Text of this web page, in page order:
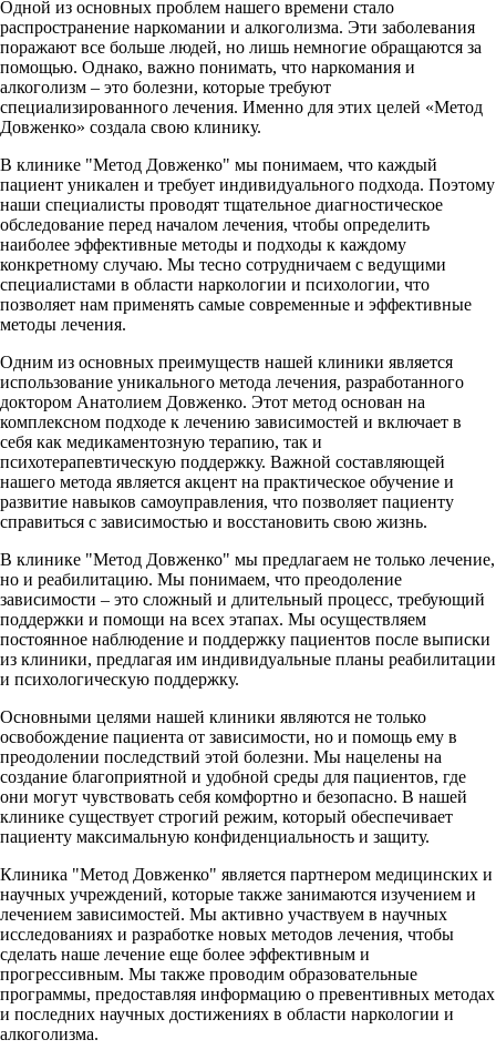
Одной из основных проблем нашего времени стало
распространение наркомании и алкоголизма. Эти заболевания
поражают все больше людей, но лишь немногие обращаются за
помощью. Однако, важно понимать, что наркомания и
алкоголизм – это болезни, которые требуют
специализированного лечения. Именно для этих целей «Метод
Довженко» создала свою клинику.
В клинике "Метод Довженко" мы понимаем, что каждый
пациент уникален и требует индивидуального подхода. Поэтому
наши специалисты проводят тщательное диагностическое
обследование перед началом лечения, чтобы определить
наиболее эффективные методы и подходы к каждому
конкретному случаю. Мы тесно сотрудничаем с ведущими
специалистами в области наркологии и психологии, что
позволяет нам применять самые современные и эффективные
методы лечения.
Одним из основных преимуществ нашей клиники является
использование уникального метода лечения, разработанного
доктором Анатолием Довженко. Этот метод основан на
комплексном подходе к лечению зависимостей и включает в
себя как медикаментозную терапию, так и
психотерапевтическую поддержку. Важной составляющей
нашего метода является акцент на практическое обучение и
развитие навыков самоуправления, что позволяет пациенту
справиться с зависимостью и восстановить свою жизнь.
В клинике "Метод Довженко" мы предлагаем не только лечение,
но и реабилитацию. Мы понимаем, что преодоление
зависимости – это сложный и длительный процесс, требующий
поддержки и помощи на всех этапах. Мы осуществляем
постоянное наблюдение и поддержку пациентов после выписки
из клиники, предлагая им индивидуальные планы реабилитации
и психологическую поддержку.
Основными целями нашей клиники являются не только
освобождение пациента от зависимости, но и помощь ему в
преодолении последствий этой болезни. Мы нацелены на
создание благоприятной и удобной среды для пациентов, где
они могут чувствовать себя комфортно и безопасно. В нашей
клинике существует строгий режим, который обеспечивает
пациенту максимальную конфиденциальность и защиту.
Клиника "Метод Довженко" является партнером медицинских и
научных учреждений, которые также занимаются изучением и
лечением зависимостей. Мы активно участвуем в научных
исследованиях и разработке новых методов лечения, чтобы
сделать наше лечение еще более эффективным и
прогрессивным. Мы также проводим образовательные
программы, предоставляя информацию о превентивных методах
и последних научных достижениях в области наркологии и
алкоголизма.